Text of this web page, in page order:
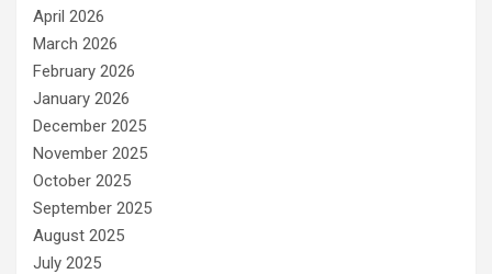
April 2026
March 2026
February 2026
January 2026
December 2025
November 2025
October 2025
September 2025
August 2025
July 2025